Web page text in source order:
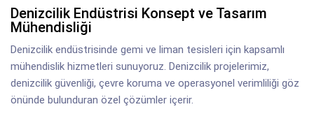
Denizcilik Endüstrisi Konsept ve Tasarım
Mühendisliği
Denizcilik endüstrisinde gemi ve liman tesisleri için kapsamlı
mühendislik hizmetleri sunuyoruz. Denizcilik projelerimiz,
denizcilik güvenliği, çevre koruma ve operasyonel verimliliği göz
önünde bulunduran özel çözümler içerir.